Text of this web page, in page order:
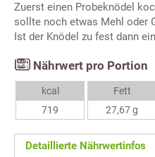
Zuerst einen Probeknödel
sollte noch etwas Mehl oder
Ist der Knödel zu fest dann
Nährwert pro Portion
kcal
719
Fett
27,67 g
Detaillierte Nährwertinfos